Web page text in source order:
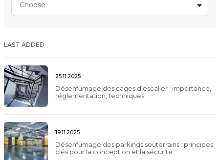
Choose
LAST ADDED
25.11.2025
Désenfumage des cages d’escalier : importance,
réglementation, techniques
19.11.2025
Désenfumage des parkings souterrains : principes
clés pour la conception et la sécurité